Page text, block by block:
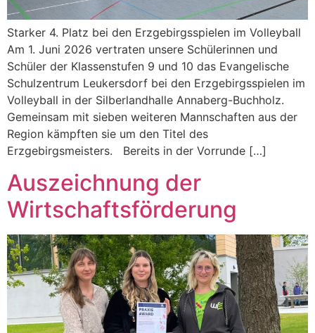
Starker 4. Platz bei den Erzgebirgsspielen im Volleyball
Am 1. Juni 2026 vertraten unsere Schülerinnen und
Schüler der Klassenstufen 9 und 10 das Evangelische
Schulzentrum Leukersdorf bei den Erzgebirgsspielen im
Volleyball in der Silberlandhalle Annaberg-Buchholz.
Gemeinsam mit sieben weiteren Mannschaften aus der
Region kämpften sie um den Titel des
Erzgebirgsmeisters. Bereits in der Vorrunde […]
Auszeichnung der
Wirtschaftsförderung